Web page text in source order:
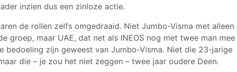
inzien dus een zinloze actie.
de rollen zelfs omgedraaid. Niet Jumbo-Visma met alleen
groep, maar UAE, dat net als INEOS nog met twee man mee
bedoeling zijn geweest van Jumbo-Visma. Niet die 23-jarige
die – je zou het niet zeggen – twee jaar oudere Deen.